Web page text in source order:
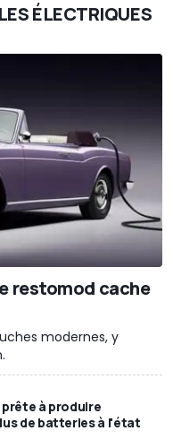
ÉLECTRIQUES
restomod cache
modernes, y
à produire
de batteries à l'état